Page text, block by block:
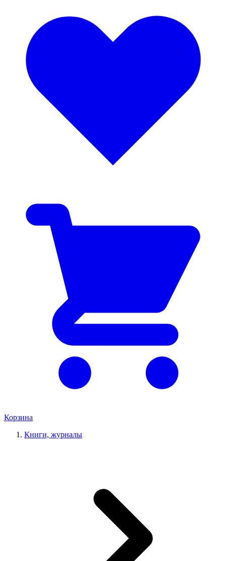
Корзина
Книги, журналы